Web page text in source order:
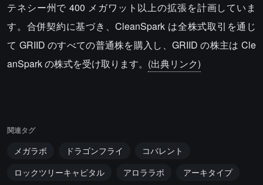
テネシー州で 400 メガワット以上の拡張を計画していま
す。合併契約に基づき、CleanSpark は全株式取引を通じ
て GRIID のすべての普通株を購入し、GRIID の株主は Cle
anSpark の株式を受け取ります。 (出典リンク)
関連タグ
メガラボ ドラゴンフライ
コバレント
ロックツリーキャピタル
アロララボ
アーキタイプ